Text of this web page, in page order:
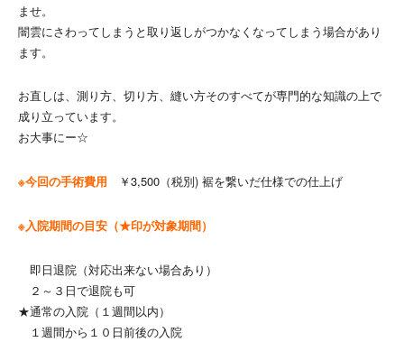
ませ。
闇雲にさわってしまうと取り返しがつかなくなってしまう場合があり
ます。
お直しは、測り方、切り方、縫い方そのすべてが専門的な知識の上で
成り立っています。
お大事にー☆
※今回の手術費用 ￥3,500（税別) 裾を繋いだ仕様での仕上げ
※入院期間の目安（★印が対象期間）
即日退院（対応出来ない場合あり）
２～３日で退院も可
★通常の入院（１週間以内）
１週間から１０日前後の入院